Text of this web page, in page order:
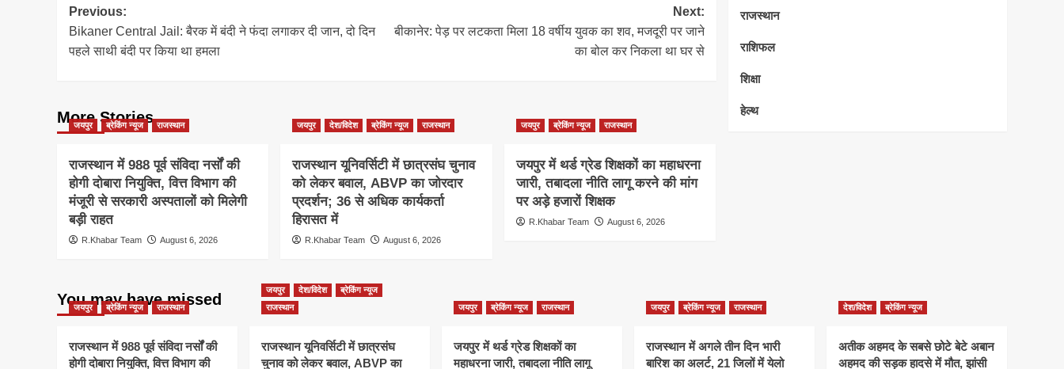
Post
navigation
Previous:
Bikaner Central Jail: बैरक में बंदी ने फंदा लगाकर दी जान, दो दिन
पहले साथी बंदी पर किया था हमला
Next:
बीकानेर: पेड़ पर लटकता मिला 18 वर्षीय युवक का शव, मजदूरी पर जाने
का बोल कर निकला था घर से
More Stories
जयपुर ब्रेकिंग न्यूज राजस्थान
राजस्थान में 988 पूर्व संविदा नर्सों की
होगी दोबारा नियुक्ति, वित्त विभाग की
मंजूरी से सरकारी अस्पतालों को मिलेगी
बड़ी राहत
R.Khabar Team August 6, 2026
जयपुर देश/विदेश ब्रेकिंग न्यूज राजस्थान
राजस्थान यूनिवर्सिटी में छात्रसंघ चुनाव
को लेकर बवाल, ABVP का जोरदार
प्रदर्शन; 36 से अधिक कार्यकर्ता
हिरासत में
R.Khabar Team August 6, 2026
जयपुर ब्रेकिंग न्यूज राजस्थान
जयपुर में थर्ड ग्रेड शिक्षकों का महाधरना
जारी, तबादला नीति लागू करने की मांग
पर अड़े हजारों शिक्षक
R.Khabar Team August 6, 2026
राजस्थान
राशिफल
शिक्षा
हेल्थ
You may have missed
जयपुर ब्रेकिंग न्यूज राजस्थान
राजस्थान में 988 पूर्व संविदा नर्सों की
होगी दोबारा नियुक्ति, वित्त विभाग की
जयपुर देश/विदेश
ब्रेकिंग न्यूज
राजस्थान
राजस्थान यूनिवर्सिटी में छात्रसंघ
चुनाव को लेकर बवाल, ABVP का
जयपुर ब्रेकिंग न्यूज राजस्थान
जयपुर में थर्ड ग्रेड शिक्षकों का
महाधरना जारी, तबादला नीति लागू
जयपुर ब्रेकिंग न्यूज राजस्थान
राजस्थान में अगले तीन दिन भारी
बारिश का अलर्ट, 21 जिलों में येलो
देश/विदेश ब्रेकिंग न्यूज
अतीक अहमद के सबसे छोटे बेटे अबान
अहमद की सड़क हादसे में मौत, झांसी